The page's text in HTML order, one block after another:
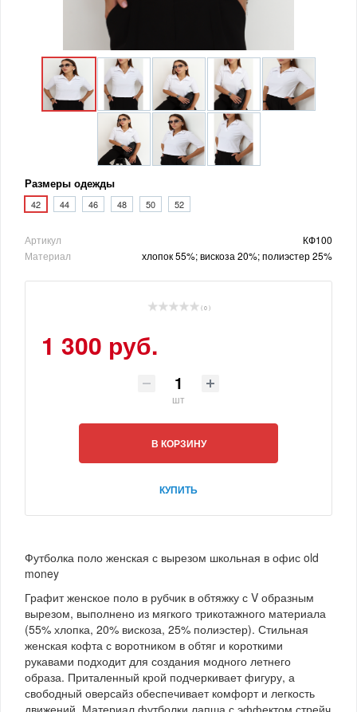
Размеры одежды
42 44 46 48 50 52
Артикул
КФ100
Материал
хлопок 55%; вискоза 20%; полиэстер 25%
( 0 )
1 300 руб.
шт
В КОРЗИНУ
КУПИТЬ
Футболка поло женская с вырезом школьная в офис old
money
Графит женское поло в рубчик в обтяжку с V образным
вырезом, выполнено из мягкого трикотажного материала
(55% хлопка, 20% вискоза, 25% полиэстер). Стильная
женская кофта с воротником в обтяг и короткими
рукавами подходит для создания модного летнего
образа. Приталенный крой подчеркивает фигуру, а
свободный оверсайз обеспечивает комфорт и легкость